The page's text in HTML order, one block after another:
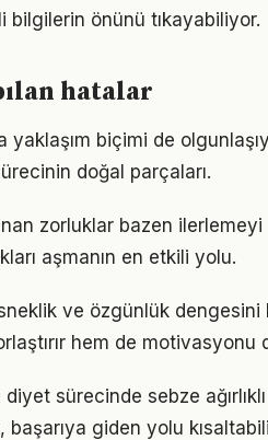
önünü tıkayabiliyor.
hatalar
biçimi de
doğal parçaları.
zorluklar bazen ilerlemeyi
aşmanın en etkili yolu.
ve özgünlük dengesini
hem de motivasyonu
sürecinde sebze
giden yolu